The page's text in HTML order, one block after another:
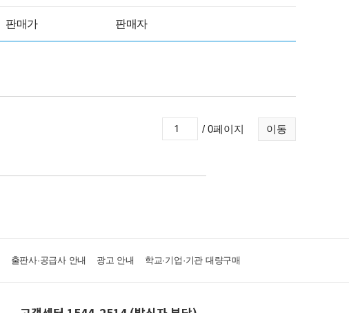
판매가 판매자
이동
/ 0페이지
출판사·공급사 안내 광고 안내 학교·기업·기관 대량구매